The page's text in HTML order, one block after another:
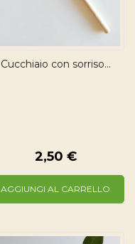
Cucchiaio con sorriso...
2,50 €
AGGIUNGI AL CARRELLO